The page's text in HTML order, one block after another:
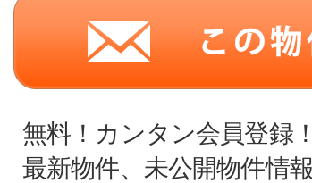
無料！カンタン会員登録
最新物件、未公開物件情